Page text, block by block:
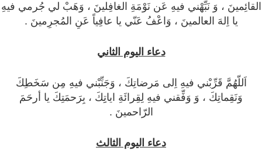
القائِمينَ ، وَ نَبِّهْني فيهِ عَن نَوْمَةِ الغافِلينَ ، وَهَبْ لي جُرمي فيهِ
يا اِلهَ العالمينَ ، وَاعْفُ عَنّي يا عافِياً عَنِ المُجرِمينَ .
دعاء اليوم الثاني
اَللّهُمَّ قَرِّبْني فيهِ اِلى مَرضاتِكَ ، وَجَنِّبْني فيهِ مِن سَخَطِكَ
وَنَقِماتِكَ ، وَ وَفِّقني فيهِ لِقِرائَةِ اياتِِكَ ، بِرَحمَتِكَ يا أرحَمَ
الرّاحمينَ .
دعاء اليوم الثالث